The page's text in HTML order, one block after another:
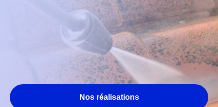
Nos réalisations